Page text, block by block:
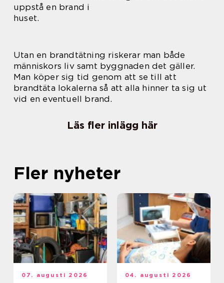
uppstå en brand i
huset.
Utan en brandtätning riskerar man både
människors liv samt byggnaden det gäller.
Man köper sig tid genom att se till att
brandtäta lokalerna så att alla hinner ta sig ut
vid en eventuell brand.
Läs fler inlägg här
Fler nyheter
07. augusti 2026 04. augusti 2026